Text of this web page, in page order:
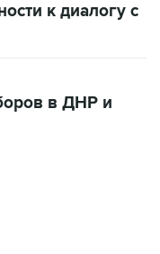
к диалогу с
в ДНР и